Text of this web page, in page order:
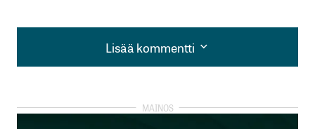
Lisää kommentti
Lisää kommentti
kirjautua